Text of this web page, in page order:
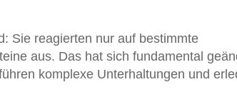
Sie reagierten nur auf bestimmte
aus. Das hat sich fundamental
komplexe Unterhaltungen und